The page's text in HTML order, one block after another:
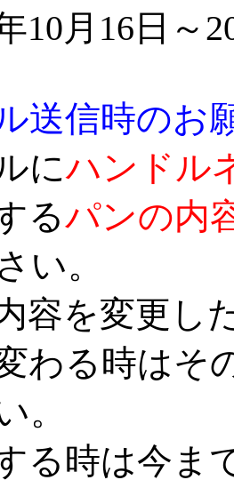
10月16日～
送信時のお
にハンドル
るパンの内
い。
容を変更し
わる時はそ
。
る時は今